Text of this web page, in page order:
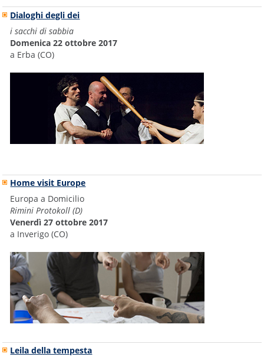
Dialoghi degli dei
i sacchi di sabbia
Domenica 22 ottobre 2017
a Erba (CO)
Home visit Europe
Europa a Domicilio
Rimini Protokoll (D)
Venerdì 27 ottobre 2017
a Inverigo (CO)
Leila della tempesta